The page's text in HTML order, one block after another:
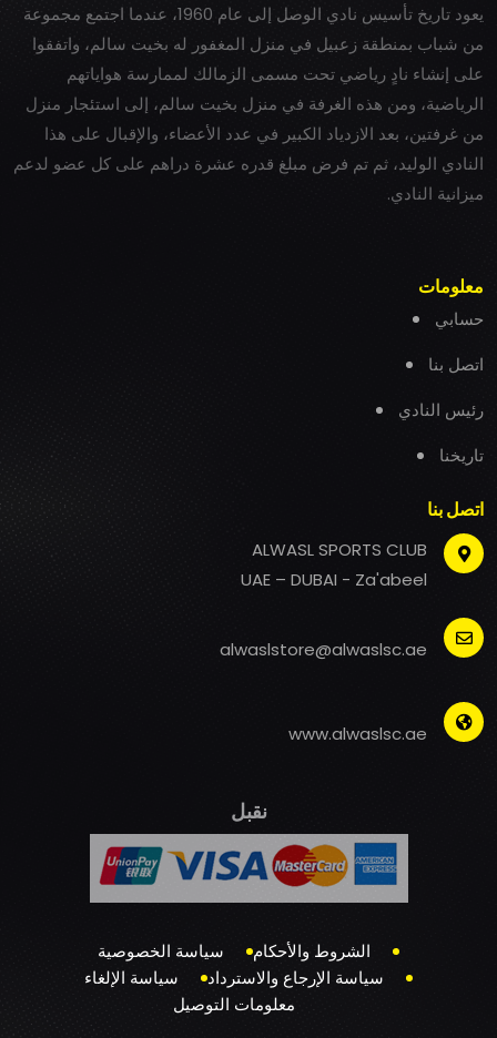
يعود تاريخ تأسيس نادي الوصل إلى عام 1960، عندما اجتمع مجموعة
من شباب بمنطقة زعبيل في منزل المغفور له بخيت سالم، واتفقوا
على إنشاء نادٍ رياضي تحت مسمى الزمالك لممارسة هواياتهم
الرياضية، ومن هذه الغرفة في منزل بخيت سالم، إلى استئجار منزل
من غرفتين، بعد الازدياد الكبير في عدد الأعضاء، والإقبال على هذا
النادي الوليد، ثم تم فرض مبلغ قدره عشرة دراهم على كل عضو لدعم
ميزانية النادي.
معلومات
حسابي
اتصل بنا
رئيس النادي
تاريخنا
اتصل بنا
ALWASL SPORTS CLUB
UAE – DUBAI - Za'abeel
alwaslstore@alwaslsc.ae
www.alwaslsc.ae
نقبل
الشروط والأحكام
سياسة الخصوصية
سياسة الإرجاع والاسترداد
سياسة الإلغاء
معلومات التوصيل